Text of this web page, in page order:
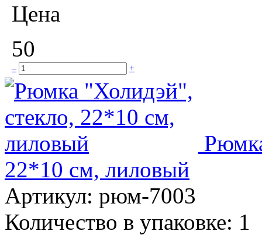
Цена
50
– +
22*10 см, лиловый
Артикул: рюм-7003
Количество в упаковке: 1